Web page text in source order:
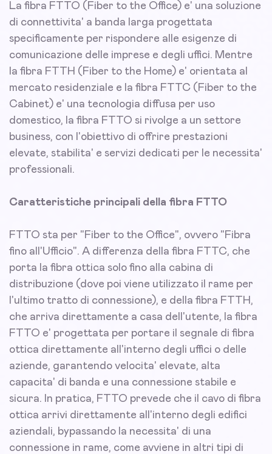
La fibra FTTO (Fiber to the Office) e' una soluzione
di connettivita' a banda larga progettata
specificamente per rispondere alle esigenze di
comunicazione delle imprese e degli uffici. Mentre
la fibra FTTH (Fiber to the Home) e' orientata al
mercato residenziale e la fibra FTTC (Fiber to the
Cabinet) e' una tecnologia diffusa per uso
domestico, la fibra FTTO si rivolge a un settore
business, con l'obiettivo di offrire prestazioni
elevate, stabilita' e servizi dedicati per le necessita'
professionali.
Caratteristiche principali della fibra FTTO
FTTO sta per "Fiber to the Office", ovvero "Fibra
fino all'Ufficio". A differenza della fibra FTTC, che
porta la fibra ottica solo fino alla cabina di
distribuzione (dove poi viene utilizzato il rame per
l'ultimo tratto di connessione), e della fibra FTTH,
che arriva direttamente a casa dell'utente, la fibra
FTTO e' progettata per portare il segnale di fibra
ottica direttamente all'interno degli uffici o delle
aziende, garantendo velocita' elevate, alta
capacita' di banda e una connessione stabile e
sicura. In pratica, FTTO prevede che il cavo di fibra
ottica arrivi direttamente all'interno degli edifici
aziendali, bypassando la necessita' di una
connessione in rame, come avviene in altri tipi di